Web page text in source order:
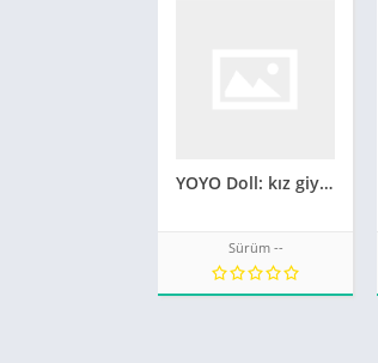
YOYO Doll: kız giydirme oyunu
Sürüm --